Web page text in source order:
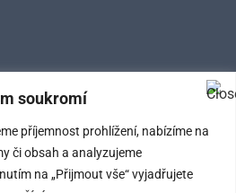
soukromí
příjemnost prohlížení, nabízíme na
či obsah a analyzujeme
na „Přijmout vše“ vyjadřujete